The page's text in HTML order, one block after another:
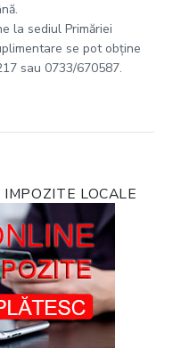
la sediul Primăriei
se pot obține
sau 0733/670587.
LOCALE